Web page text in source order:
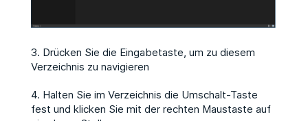
3. Drücken Sie die Eingabetaste, um zu diesem
Verzeichnis zu navigieren
4. Halten Sie im Verzeichnis die Umschalt-Taste
fest und klicken Sie mit der rechten Maustaste auf